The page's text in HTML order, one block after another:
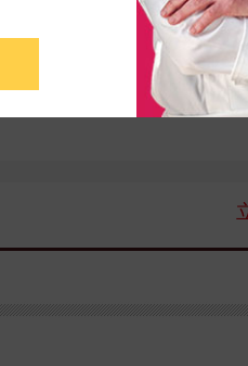
服务支持： 实地考察
技术培训